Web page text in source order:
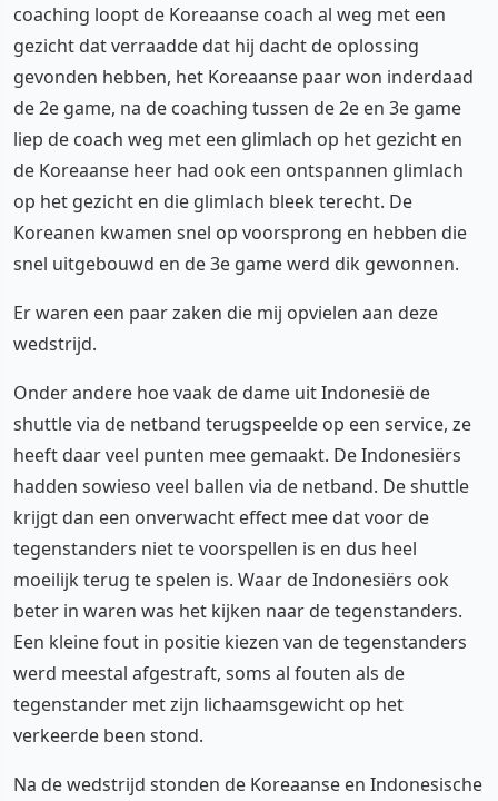
coaching loopt de Koreaanse coach al weg met een
gezicht dat verraadde dat hij dacht de oplossing
gevonden hebben, het Koreaanse paar won inderdaad
de 2e game, na de coaching tussen de 2e en 3e game
liep de coach weg met een glimlach op het gezicht en
de Koreaanse heer had ook een ontspannen glimlach
op het gezicht en die glimlach bleek terecht. De
Koreanen kwamen snel op voorsprong en hebben die
snel uitgebouwd en de 3e game werd dik gewonnen.
Er waren een paar zaken die mij opvielen aan deze
wedstrijd.
Onder andere hoe vaak de dame uit Indonesië de
shuttle via de netband terugspeelde op een service, ze
heeft daar veel punten mee gemaakt. De Indonesiërs
hadden sowieso veel ballen via de netband. De shuttle
krijgt dan een onverwacht effect mee dat voor de
tegenstanders niet te voorspellen is en dus heel
moeilijk terug te spelen is. Waar de Indonesiërs ook
beter in waren was het kijken naar de tegenstanders.
Een kleine fout in positie kiezen van de tegenstanders
werd meestal afgestraft, soms al fouten als de
tegenstander met zijn lichaamsgewicht op het
verkeerde been stond.
Na de wedstrijd stonden de Koreaanse en Indonesische